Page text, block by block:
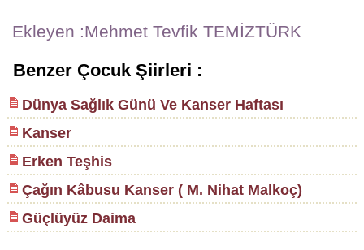
Ekleyen :Mehmet Tevfik TEMİZTÜRK
Benzer Çocuk Şiirleri :
Dünya Sağlık Günü Ve Kanser Haftası
Kanser
Erken Teşhis
Çağın Kâbusu Kanser ( M. Nihat Malkoç)
Güçlüyüz Daima